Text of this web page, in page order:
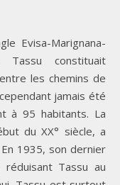
constituait
les chemins de
jamais été
à 95 habitants. La
du XX° siècle, a
1935, son dernier
Tassu au